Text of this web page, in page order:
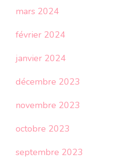
mars 2024
février 2024
janvier 2024
décembre 2023
novembre 2023
octobre 2023
septembre 2023